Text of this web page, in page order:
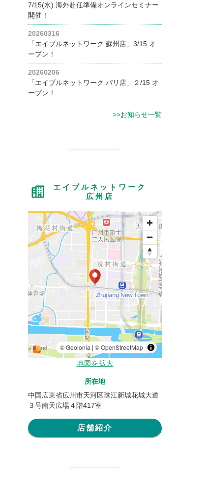
7/15(水) 海外赴任準備オンラインセミナー
開催！
20260316
「エイブルネットワーク 蘇州店」3/15 オ
ープン！
20260206
「エイブルネットワーク パリ店」２/15 オ
ープン！
>>お知らせ一覧
エイブルネットワーク
広州店
地図を拡大
所在地
中国広東省広州市天河区珠江新城花城大道
３号南天広場４階417室
店舗紹介